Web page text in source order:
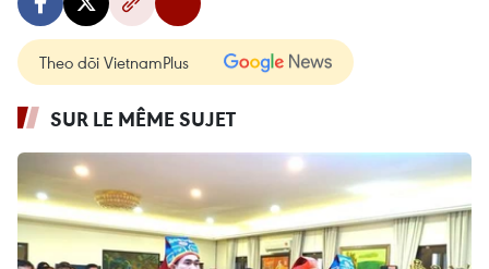
Theo dõi VietnamPlus
SUR LE MÊME SUJET